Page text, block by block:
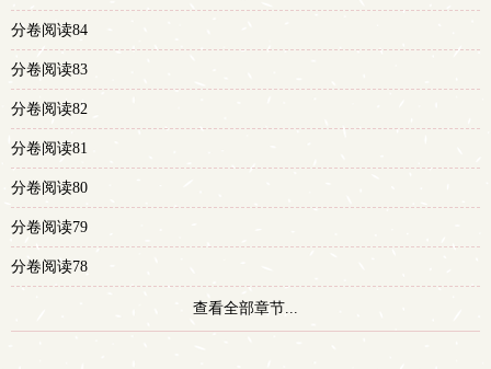
分卷阅读84
分卷阅读83
分卷阅读82
分卷阅读81
分卷阅读80
分卷阅读79
分卷阅读78
查看全部章节...